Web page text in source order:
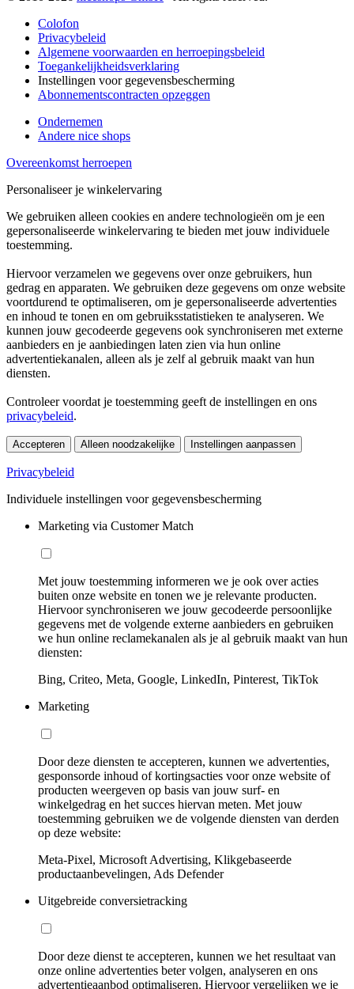
Colofon
Privacybeleid
Algemene voorwaarden en herroepingsbeleid
Toegankelijkheidsverklaring
Instellingen voor gegevensbescherming
Abonnementscontracten opzeggen
Ondernemen
Andere nice shops
Overeenkomst herroepen
Personaliseer je winkelervaring
We gebruiken alleen cookies en andere technologieën om je een
gepersonaliseerde winkelervaring te bieden met jouw individuele
toestemming.
Hiervoor verzamelen we gegevens over onze gebruikers, hun
gedrag en apparaten. We gebruiken deze gegevens om onze website
voortdurend te optimaliseren, om je gepersonaliseerde advertenties
en inhoud te tonen en om gebruiksstatistieken te analyseren. We
kunnen jouw gecodeerde gegevens ook synchroniseren met externe
aanbieders en je aanbiedingen laten zien via hun online
advertentiekanalen, alleen als je zelf al gebruik maakt van hun
diensten.
Controleer voordat je toestemming geeft de instellingen en ons
privacybeleid.
Accepteren Alleen noodzakelijke Instellingen aanpassen
Privacybeleid
Individuele instellingen voor gegevensbescherming
Marketing via Customer Match
Met jouw toestemming informeren we je ook over acties
buiten onze website en tonen we je relevante producten.
Hiervoor synchroniseren we jouw gecodeerde persoonlijke
gegevens met de volgende externe aanbieders en gebruiken
we hun online reclamekanalen als je al gebruik maakt van hun
diensten:
Bing, Criteo, Meta, Google, LinkedIn, Pinterest, TikTok
Marketing
Door deze diensten te accepteren, kunnen we advertenties,
gesponsorde inhoud of kortingsacties voor onze website of
producten weergeven op basis van jouw surf- en
winkelgedrag en het succes hiervan meten. Met jouw
toestemming gebruiken we de volgende diensten van derden
op deze website:
Meta-Pixel, Microsoft Advertising, Klikgebaseerde
productaanbevelingen, Ads Defender
Uitgebreide conversietracking
Door deze dienst te accepteren, kunnen we het resultaat van
onze online advertenties beter volgen, analyseren en ons
advertentieaanbod optimaliseren. Hiervoor vergelijken we je